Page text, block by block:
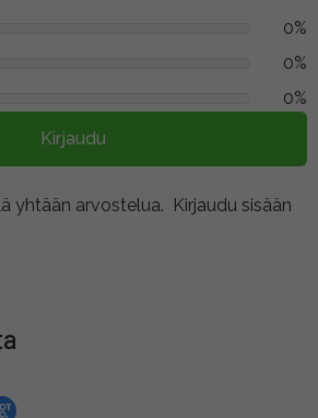
0%
0%
0%
Kirjaudu
yhtään arvostelua. Kirjaudu sisään